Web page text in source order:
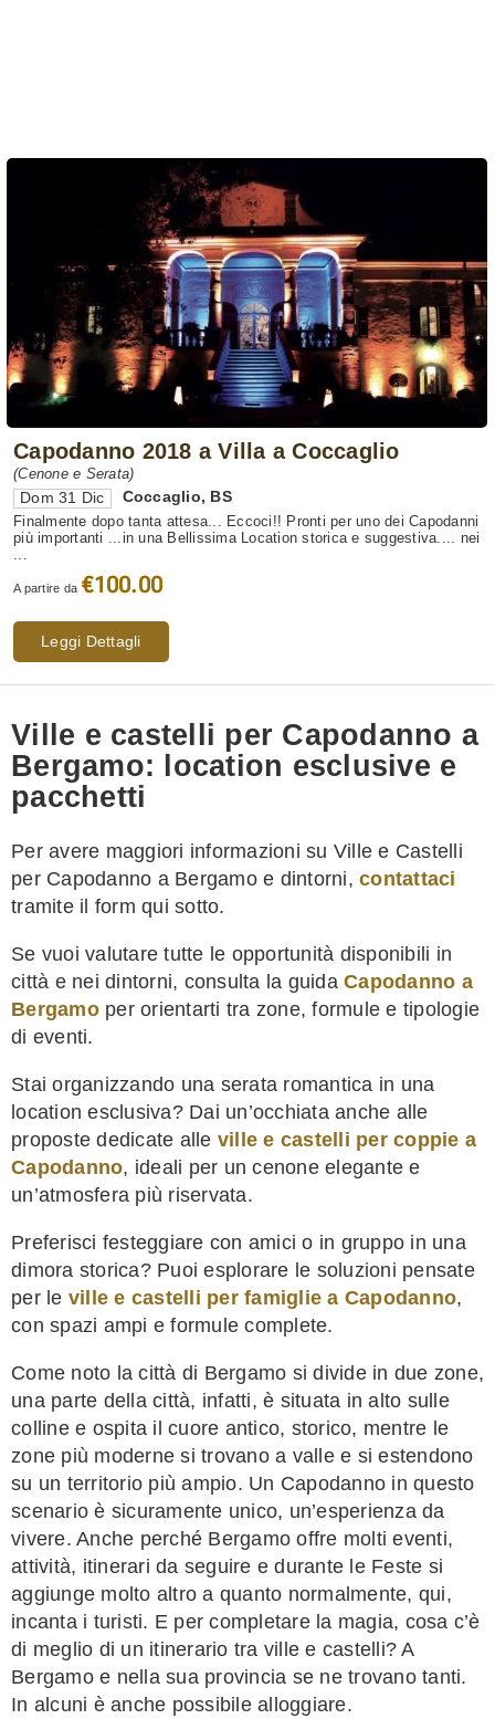
Capodanno 2018 a Villa a Coccaglio
(Cenone e Serata)
Dom 31 Dic Coccaglio, BS
Finalmente dopo tanta attesa... Eccoci!! Pronti per uno dei Capodanni
più importanti ...in una Bellissima Location storica e suggestiva.... nei
...
A partire da €100.00
Leggi Dettagli
Ville e castelli per Capodanno a
Bergamo: location esclusive e
pacchetti
Per avere maggiori informazioni su Ville e Castelli
per Capodanno a Bergamo e dintorni, contattaci
tramite il form qui sotto.
Se vuoi valutare tutte le opportunità disponibili in
città e nei dintorni, consulta la guida Capodanno a
Bergamoper orientarti tra zone, formule e tipologie
di eventi.
Stai organizzando una serata romantica in una
location esclusiva? Dai un’occhiata anche alle
proposte dedicate alle ville e castelli per coppie a
Capodanno, ideali per un cenone elegante e
un’atmosfera più riservata.
Preferisci festeggiare con amici o in gruppo in una
dimora storica? Puoi esplorare le soluzioni pensate
per le ville e castelli per famiglie a Capodanno,
con spazi ampi e formule complete.
Come noto la città di Bergamo si divide in due zone,
una parte della città, infatti, è situata in alto sulle
colline e ospita il cuore antico, storico, mentre le
zone più moderne si trovano a valle e si estendono
su un territorio più ampio. Un Capodanno in questo
scenario è sicuramente unico, un’esperienza da
vivere. Anche perché Bergamo offre molti eventi,
attività, itinerari da seguire e durante le Feste si
aggiunge molto altro a quanto normalmente, qui,
incanta i turisti. E per completare la magia, cosa c’è
di meglio di un itinerario tra ville e castelli? A
Bergamo e nella sua provincia se ne trovano tanti.
In alcuni è anche possibile alloggiare.